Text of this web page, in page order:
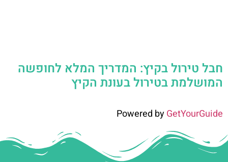
חבל טירול בקיץ: המדריך המלא לחופשה
המושלמת בטירול בעונת הקיץ
Powered byGetYourGuide